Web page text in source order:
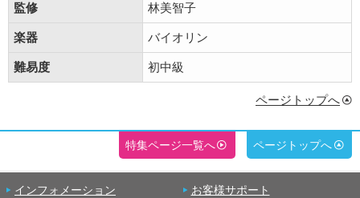
監修 林美智子
楽器 バイオリン
難易度 初中級
ページトップへ
特集ページ一覧へ ページトップへ
インフォメーション お客様サポート